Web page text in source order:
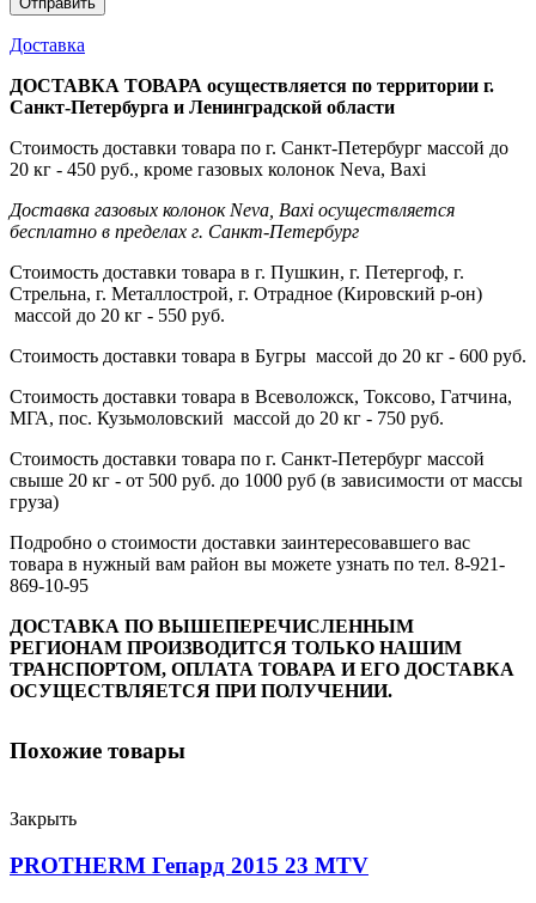
Доставка
ДОСТАВКА ТОВАРА осуществляется по территории г.
Санкт-Петербурга и Ленинградской области
Стоимость доставки товара по г. Санкт-Петербург массой до
20 кг - 450 руб., кроме газовых колонок Neva, Baxi
Доставка газовых колонок Neva, Baxi осуществляется
бесплатно в пределах г. Санкт-Петербург
Стоимость доставки товара в г. Пушкин, г. Петергоф, г.
Стрельна, г. Металлострой, г. Отрадное (Кировский р-он)
массой до 20 кг - 550 руб.
Стоимость доставки товара в Бугры массой до 20 кг - 600 руб.
Стоимость доставки товара в Всеволожск, Токсово, Гатчина,
МГА, пос. Кузьмоловский массой до 20 кг - 750 руб.
Стоимость доставки товара по г. Санкт-Петербург массой
свыше 20 кг - от 500 руб. до 1000 руб (в зависимости от массы
груза)
Подробно о стоимости доставки заинтересовавшего вас
товара в нужный вам район вы можете узнать по тел. 8-921-
869-10-95
ДОСТАВКА ПО ВЫШЕПЕРЕЧИСЛЕННЫМ
РЕГИОНАМ ПРОИЗВОДИТСЯ ТОЛЬКО НАШИМ
ТРАНСПОРТОМ, ОПЛАТА ТОВАРА И ЕГО ДОСТАВКА
ОСУЩЕСТВЛЯЕТСЯ ПРИ ПОЛУЧЕНИИ.
Похожие товары
Закрыть
PROTHERM Гепард 2015 23 MTV